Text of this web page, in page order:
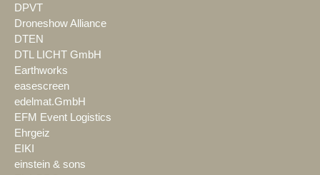
DPVT
Droneshow Alliance
DTEN
DTL LICHT GmbH
Earthworks
easescreen
edelmat.GmbH
EFM Event Logistics
Ehrgeiz
EIKI
einstein & sons